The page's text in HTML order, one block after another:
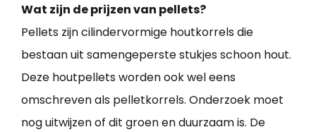
Wat zijn de prijzen van pellets?
Pellets zijn cilindervormige houtkorrels die
bestaan uit samengeperste stukjes schoon hout.
Deze houtpellets worden ook wel eens
omschreven als pelletkorrels. Onderzoek moet
nog uitwijzen of dit groen en duurzaam is. De